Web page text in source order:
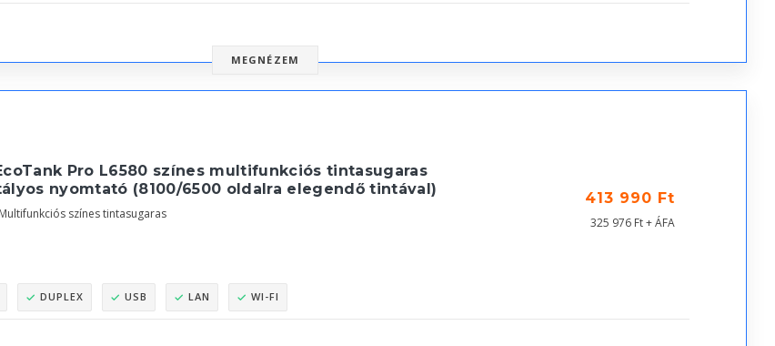
MEGNÉZEM
Pro L6580 színes multifunkciós tintasugaras
nyomtató (8100/6500 oldalra elegendő tintával)
színes tintasugaras
413 990 Ft
325 976 Ft + ÁFA
DUPLEX USB LAN WI-FI